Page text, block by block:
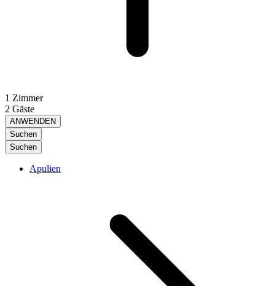
1 Zimmer
2 Gäste
ANWENDEN
Suchen
Suchen
Apulien